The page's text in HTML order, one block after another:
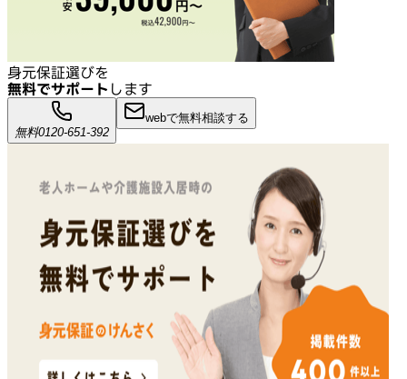
身元保証選びを
無料でサポート します
無料0120-651-392
webで無料相談する